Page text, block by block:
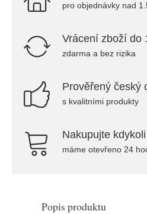
pro objednávky nad
Vrácení zboží do
zdarma a bez rizika
Prověřený český
s kvalitními produkty
Nakupujte kdykoli
máme otevřeno 24
Popis produktu